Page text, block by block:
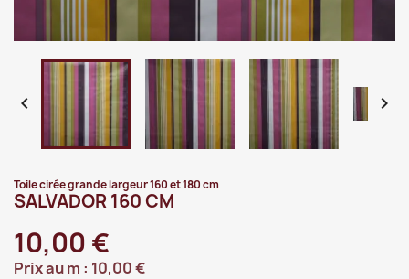
 
Toile cirée grande largeur 160 et 180 cm
SALVADOR 160 CM
10,00 €
Prix au m : 10,00 €